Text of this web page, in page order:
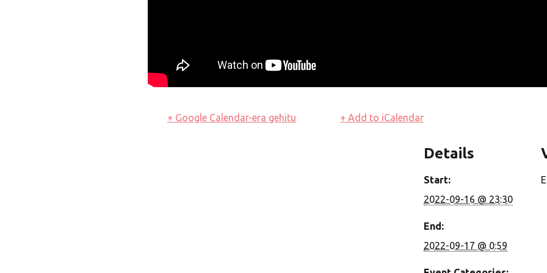
+ Google Calendar-era gehitu + Add to iCalendar
Details
Start:
2022-09-16 @ 23:30
End:
2022-09-17 @ 0:59